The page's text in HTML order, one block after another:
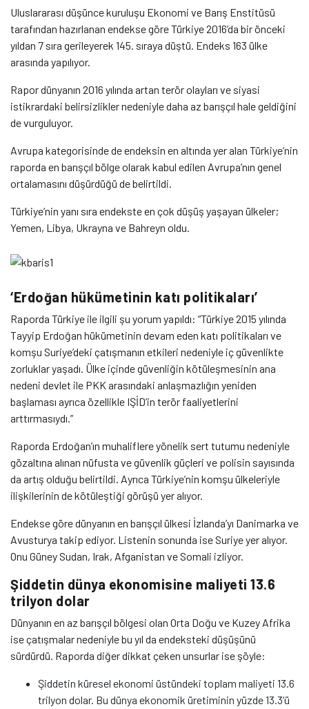
Uluslararası düşünce kuruluşu Ekonomi ve Barış Enstitüsü
tarafından hazırlanan endekse göre Türkiye 2016’da bir önceki
yıldan 7 sıra gerileyerek 145. sıraya düştü. Endeks 163 ülke
arasında yapılıyor.
Rapor dünyanın 2016 yılında artan terör olayları ve siyasi
istikrardaki belirsizlikler nedeniyle daha az barışçıl hale geldiğini
de vurguluyor.
Avrupa kategorisinde de endeksin en altında yer alan Türkiye’nin
raporda en barışçıl bölge olarak kabul edilen Avrupa’nın genel
ortalamasını düşürdüğü de belirtildi.
Türkiye’nin yanı sıra endekste en çok düşüş yaşayan ülkeler;
Yemen, Libya, Ukrayna ve Bahreyn oldu.
‘Erdoğan hükümetinin katı politikaları’
Raporda Türkiye ile ilgili şu yorum yapıldı: “Türkiye 2015 yılında
Tayyip Erdoğan hükümetinin devam eden katı politikaları ve
komşu Suriye’deki çatışmanın etkileri nedeniyle iç güvenlikte
zorluklar yaşadı. Ülke içinde güvenliğin kötüleşmesinin ana
nedeni devlet ile PKK arasındaki anlaşmazlığın yeniden
başlaması ayrıca özellikle IŞİD’in terör faaliyetlerini
arttırmasıydı.”
Raporda Erdoğan’ın muhaliflere yönelik sert tutumu nedeniyle
gözaltına alınan nüfusta ve güvenlik güçleri ve polisin sayısında
da artış olduğu belirtildi. Ayrıca Türkiye’nin komşu ülkeleriyle
ilişkilerinin de kötüleştiği görüşü yer alıyor.
Endekse göre dünyanın en barışçıl ülkesi İzlanda’yı Danimarka ve
Avusturya takip ediyor. Listenin sonunda ise Suriye yer alıyor.
Onu Güney Sudan, Irak, Afganistan ve Somali izliyor.
Şiddetin dünya ekonomisine maliyeti 13.6
trilyon dolar
Dünyanın en az barışçıl bölgesi olan Orta Doğu ve Kuzey Afrika
ise çatışmalar nedeniyle bu yıl da endeksteki düşüşünü
sürdürdü. Raporda diğer dikkat çeken unsurlar ise şöyle:
Şiddetin küresel ekonomi üstündeki toplam maliyeti 13.6
trilyon dolar. Bu dünya ekonomik üretiminin yüzde 13.3’ü